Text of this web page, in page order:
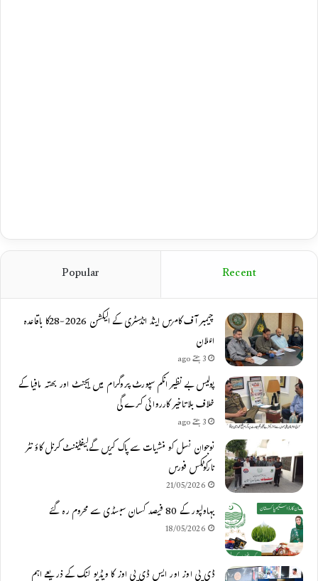
Recent
Popular
چیمبر آف کامرس اینڈ انڈسٹری کے الیکشن 2026-28کا باقاعدہ
اعلان
3 ہفتے ago
پولیس بے نظیر انکم سپورٹ پروگرام میں ایجنٹ اور بھتہ مافیا کے
خلاف بلاتاخیر کارروائی کرے گی
3 ہفتے ago
نوجوان نسل کو منشیات سے پاک کریں گے،لیفٹیننٹ کرنل کاؤنٹر
نارکوٹکس فورس
21/05/2026
بہاولپور کے 80 فیصد کسان سبسڈی سے محروم رہ گئے
18/05/2026